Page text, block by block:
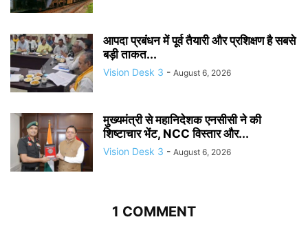
आपदा प्रबंधन में पूर्व तैयारी और प्रशिक्षण है सबसे
बड़ी ताकत...
Vision Desk 3 - August 6, 2026
मुख्यमंत्री से महानिदेशक एनसीसी ने की
शिष्टाचार भेंट, NCC विस्तार और...
Vision Desk 3 - August 6, 2026
1 COMMENT